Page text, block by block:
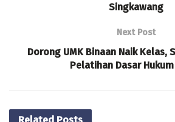
Singkawang
Next Post
Dorong UMK Binaan Naik Kelas,
Pelatihan Dasar
Related Posts